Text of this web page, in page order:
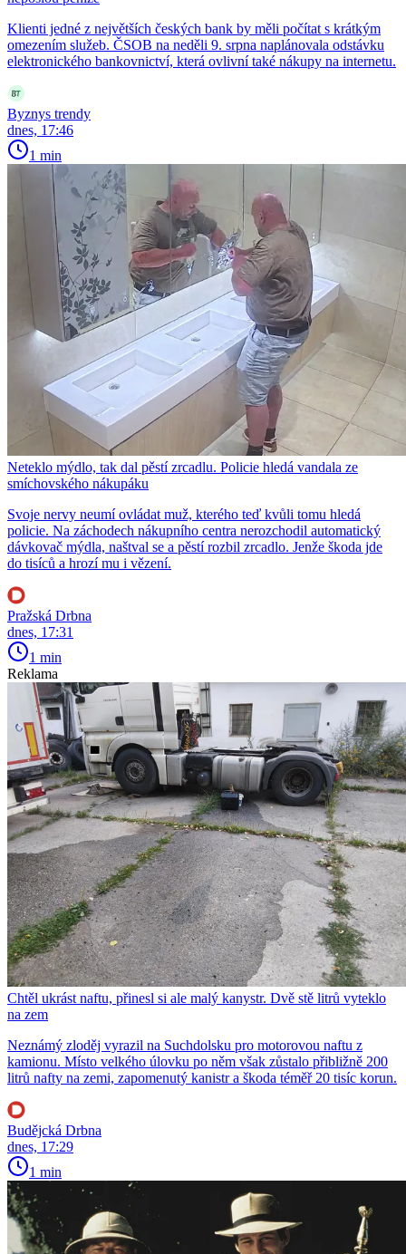
Klienti jedné z největších českých bank by měli počítat s krátkým
omezením služeb. ČSOB na neděli 9. srpna naplánovala odstávku
elektronického bankovnictví, která ovlivní také nákupy na internetu.
Byznys trendy
dnes, 17:46
1 min
Neteklo mýdlo, tak dal pěstí zrcadlu. Policie hledá vandala ze
smíchovského nákupáku
Svoje nervy neumí ovládat muž, kterého teď kvůli tomu hledá
policie. Na záchodech nákupního centra nerozchodil automatický
dávkovač mýdla, naštval se a pěstí rozbil zrcadlo. Jenže škoda jde
do tisíců a hrozí mu i vězení.
Pražská Drbna
dnes, 17:31
1 min
Reklama
Chtěl ukrást naftu, přinesl si ale malý kanystr. Dvě stě litrů vyteklo
na zem
Neznámý zloděj vyrazil na Suchdolsku pro motorovou naftu z
kamionu. Místo velkého úlovku po něm však zůstalo přibližně 200
litrů nafty na zemi, zapomenutý kanistr a škoda téměř 20 tisíc korun.
Budějcká Drbna
dnes, 17:29
1 min